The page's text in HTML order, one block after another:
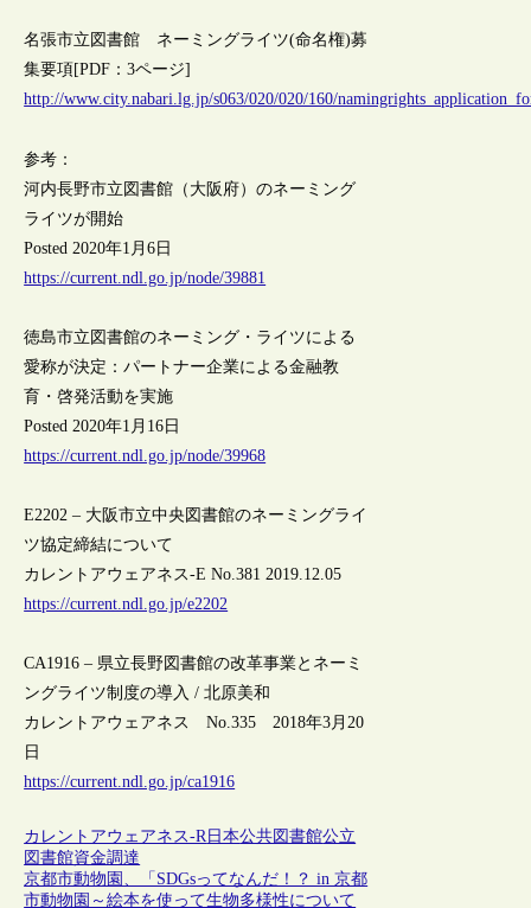
名張市立図書館 ネーミングライツ(命名権)募
集要項[PDF：3ページ]
http://www.city.nabari.lg.jp/s063/020/020/160/
参考：
河内長野市立図書館（大阪府）のネーミング
ライツが開始
Posted 2020年1月6日
https://current.ndl.go.jp/node/39881
徳島市立図書館のネーミング・ライツによる
愛称が決定：パートナー企業による金融教
育・啓発活動を実施
Posted 2020年1月16日
https://current.ndl.go.jp/node/39968
E2202 – 大阪市立中央図書館のネーミングライ
ツ協定締結について
カレントアウェアネス-E No.381 2019.12.05
https://current.ndl.go.jp/e2202
CA1916 – 県立長野図書館の改革事業とネーミ
ングライツ制度の導入 / 北原美和
カレントアウェアネス No.335 2018年3月20
日
https://current.ndl.go.jp/ca1916
カレントアウェアネス-R日本公共図書館公立
図書館資金調達
京都市動物園、「SDGsってなんだ！？ in 京都
市動物園～絵本を使って生物多様性について